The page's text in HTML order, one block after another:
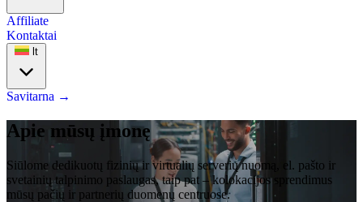
Affiliate
Kontaktai
lt
Savitarna →
Apie mūsų įmonę
Siūlome dedikuotų fizinių ir virtualių serverių nuomą, el. pašto ir
svetainių talpinimo paslaugas, taip pat – kolokacijos sprendimus
mūsų pačių ir partnerių duomenų centruose.